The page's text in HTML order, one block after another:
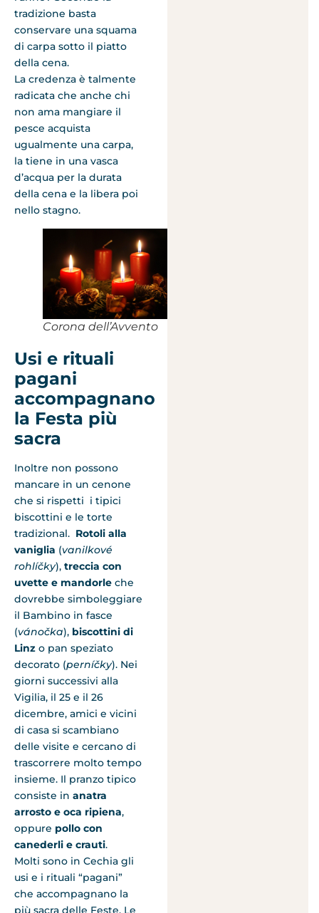
tradizione basta
conservare una squama
di carpa sotto il piatto
della cena.
La credenza è talmente
radicata che anche chi
non ama mangiare il
pesce acquista
ugualmente una carpa,
la tiene in una vasca
d’acqua per la durata
della cena e la libera poi
nello stagno.
Corona dell’Avvento
Usi e rituali
pagani
accompagnano
la Festa più
sacra
Inoltre non possono
mancare in un cenone
che si rispetti i tipici
biscottini e le torte
tradizional. Rotoli alla
vaniglia (vanilkové
rohlíčky), treccia con
uvette e mandorle che
dovrebbe simboleggiare
il Bambino in fasce
(vánočka), biscottini di
Linz o pan speziato
decorato (perníčky). Nei
giorni successivi alla
Vigilia, il 25 e il 26
dicembre, amici e vicini
di casa si scambiano
delle visite e cercano di
trascorrere molto tempo
insieme. Il pranzo tipico
consiste in anatra
arrosto e oca ripiena,
oppure pollo con
canederli e crauti.
Molti sono in Cechia gli
usi e i rituali “pagani”
che accompagnano la
più sacra delle Feste. Le